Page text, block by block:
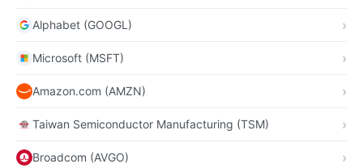
Alphabet (GOOGL)
Microsoft (MSFT)
Amazon.com (AMZN)
Taiwan Semiconductor Manufacturing (TSM)
Broadcom (AVGO)